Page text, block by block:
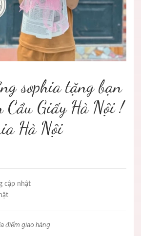
sophia tặng bạn
Cầu Giấy Hà Nội !
Hà Nội
cập nhật
điểm giao hàng